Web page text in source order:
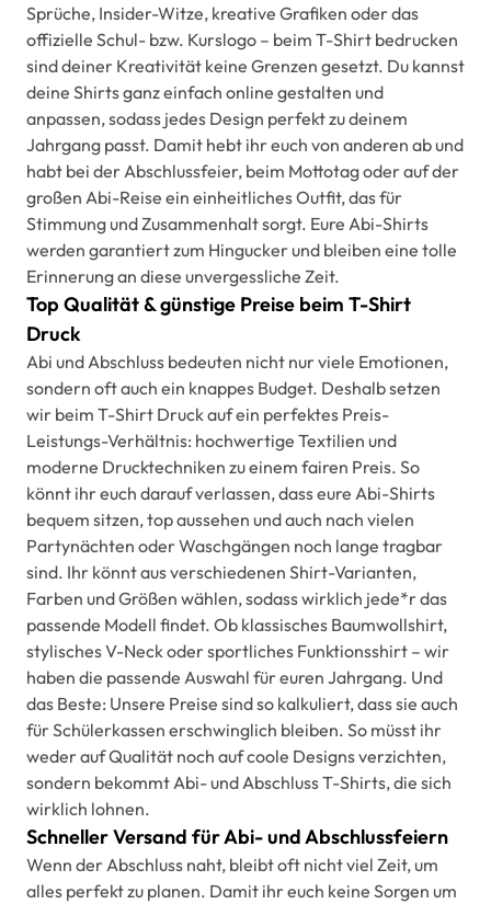
Sprüche, Insider-Witze, kreative Grafiken oder das
offizielle Schul- bzw. Kurslogo – beim T-Shirt bedrucken
sind deiner Kreativität keine Grenzen gesetzt. Du kannst
deine Shirts ganz einfach online gestalten und
anpassen, sodass jedes Design perfekt zu deinem
Jahrgang passt. Damit hebt ihr euch von anderen ab und
habt bei der Abschlussfeier, beim Mottotag oder auf der
großen Abi-Reise ein einheitliches Outfit, das für
Stimmung und Zusammenhalt sorgt. Eure Abi-Shirts
werden garantiert zum Hingucker und bleiben eine tolle
Erinnerung an diese unvergessliche Zeit.
Top Qualität & günstige Preise beim T-Shirt
Druck
Abi und Abschluss bedeuten nicht nur viele Emotionen,
sondern oft auch ein knappes Budget. Deshalb setzen
wir beim T-Shirt Druck auf ein perfektes Preis-
Leistungs-Verhältnis: hochwertige Textilien und
moderne Drucktechniken zu einem fairen Preis. So
könnt ihr euch darauf verlassen, dass eure Abi-Shirts
bequem sitzen, top aussehen und auch nach vielen
Partynächten oder Waschgängen noch lange tragbar
sind. Ihr könnt aus verschiedenen Shirt-Varianten,
Farben und Größen wählen, sodass wirklich jede*r das
passende Modell findet. Ob klassisches Baumwollshirt,
stylisches V-Neck oder sportliches Funktionsshirt – wir
haben die passende Auswahl für euren Jahrgang. Und
das Beste: Unsere Preise sind so kalkuliert, dass sie auch
für Schülerkassen erschwinglich bleiben. So müsst ihr
weder auf Qualität noch auf coole Designs verzichten,
sondern bekommt Abi- und Abschluss T-Shirts, die sich
wirklich lohnen.
Schneller Versand für Abi- und Abschlussfeiern
Wenn der Abschluss naht, bleibt oft nicht viel Zeit, um
alles perfekt zu planen. Damit ihr euch keine Sorgen um